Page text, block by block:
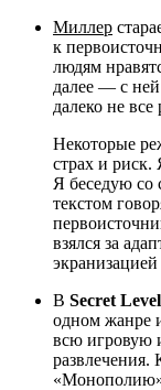
Миллер
к
людям
далее — с
далеко не все
Некоторые
страх и
Я беседую со
текстом
взялся за
В Secret Level
одном жанре
всю игровую
развлечения.